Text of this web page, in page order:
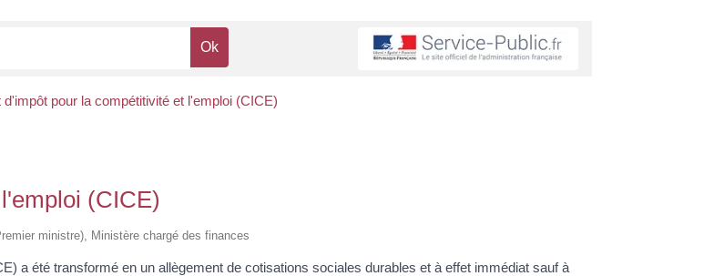
d'impôt pour la compétitivité et l'emploi (CICE)
(CICE)
ministre), Ministère chargé des finances
a été transformé en un allègement de cotisations sociales durables et à effet immédiat sauf à